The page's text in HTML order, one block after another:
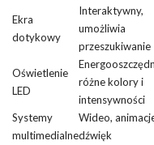
Ekra
dotykowy
Interaktywny,
umożliwia
przeszukiwanie
Oświetlenie
LED
różne kolory i
intensywności
Systemy
multimedialne
Wideo,
dźwięk